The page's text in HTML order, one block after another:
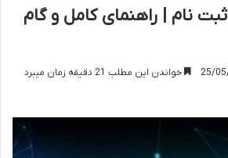
صرافی Coinex ثبت نام | راهنمای کامل و گام
خواندن این مطلب 21 دقیقه زمان میبرد